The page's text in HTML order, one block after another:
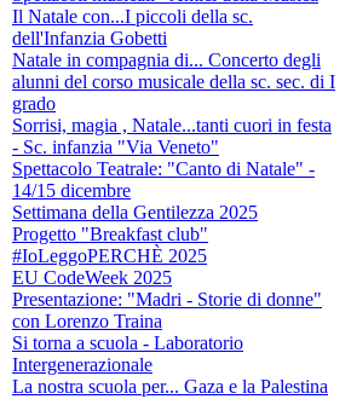
Il Natale con...I piccoli della sc.
dell'Infanzia Gobetti
Natale in compagnia di... Concerto degli
alunni del corso musicale della sc. sec. di I
grado
Sorrisi, magia , Natale...tanti cuori in festa
- Sc. infanzia "Via Veneto"
Spettacolo Teatrale: "Canto di Natale" -
14/15 dicembre
Settimana della Gentilezza 2025
Progetto "Breakfast club"
#IoLeggoPERCHÈ 2025
EU CodeWeek 2025
Presentazione: "Madri - Storie di donne"
con Lorenzo Traina
Si torna a scuola - Laboratorio
Intergenerazionale
La nostra scuola per... Gaza e la Palestina